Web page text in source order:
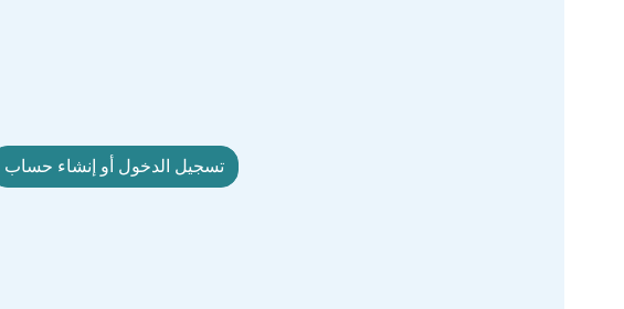
تسجيل الدخول أو إنشاء حساب